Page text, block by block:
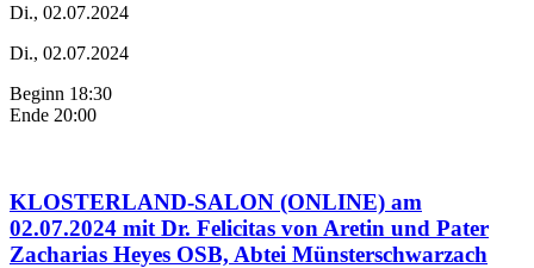
Di., 02.07.2024
Di., 02.07.2024
Beginn 18:30
Ende 20:00
KLOSTERLAND-SALON (ONLINE) am
02.07.2024 mit Dr. Felicitas von Aretin und Pater
Zacharias Heyes OSB, Abtei Münsterschwarzach